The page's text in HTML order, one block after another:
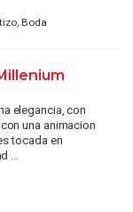
Boda
elegancia, con
una animacion
tocada en
...